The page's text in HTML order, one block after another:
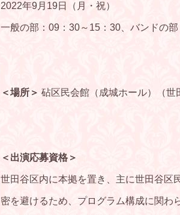
2022年9月19日（月・祝）
一般の部：09：30～15：30、バンドの
＜場所＞ 砧区民会館（成城ホール）（世
＜出演応募資格＞
世田谷区内に本拠を置き、主に世田谷区
密を避けるため、プログラム構成に関わ